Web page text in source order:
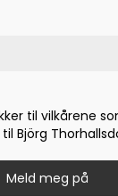
kunstner,
som
til å leve det
til vilkårene
Björg
Meld meg på